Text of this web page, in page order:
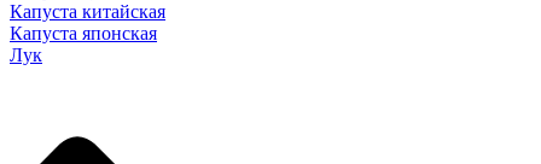
Капуста китайская
Капуста японская
Лук